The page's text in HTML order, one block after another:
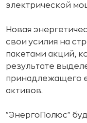
электрической
Новая
свои усилия на
пакетами акций,
результате
принадлежащего
активов.
"ЭнергоПолюс"